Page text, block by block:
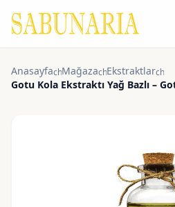
Anasayfachevron_right
Mağazachevron_right
Ekstraktlar
Gotu Kola Ekstraktı Yağ Bazlı –